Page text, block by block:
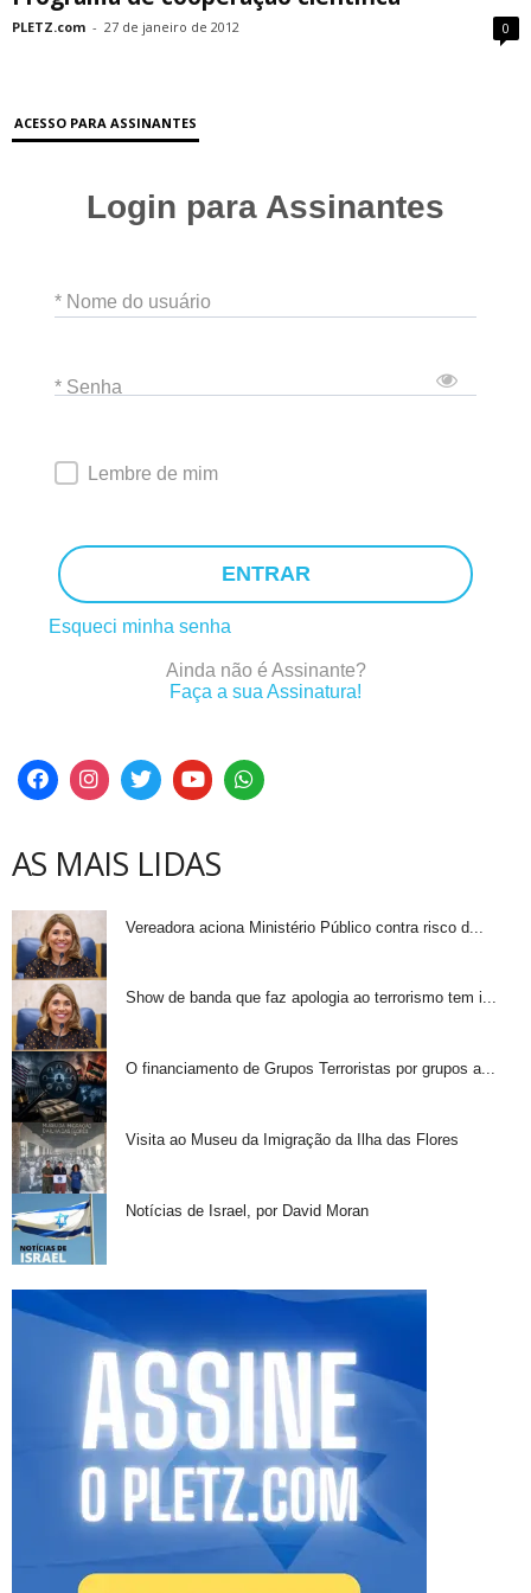
PLETZ.com - 27 de janeiro de 2012 0
ACESSO PARA ASSINANTES
Login para Assinantes
* Nome do usuário
* Senha
Lembre de mim
ENTRAR
Esqueci minha senha
Ainda não é Assinante?
Faça a sua Assinatura!
AS MAIS LIDAS
Vereadora aciona Ministério Público contra risco d...
Show de banda que faz apologia ao terrorismo tem i...
O financiamento de Grupos Terroristas por grupos a...
Visita ao Museu da Imigração da Ilha das Flores
Notícias de Israel, por David Moran